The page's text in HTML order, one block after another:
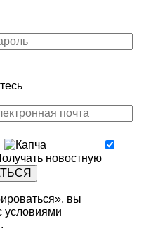
новостную
вы
условиями
.